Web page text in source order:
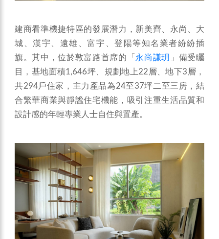
建商看準機捷特區的發展潛力，新美齊、永尚、大
城、漢宇、遠雄、富宇、登陽等知名業者紛紛插
旗。其中，位於敦富路首席的「 永尚謙玥 」備受矚
目，基地面積1,646坪、規劃地上22層、地下3層，
共294戶住家，主力產品為24至37坪二至三房，結
合繁華商業與靜謐住宅機能，吸引注重生活品質和
設計感的年輕專業人士自住與置產。